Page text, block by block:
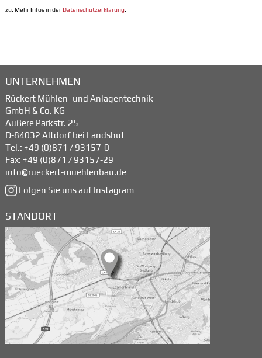
zu. Mehr Infos in derDatenschutzerklärung.
UNTERNEHMEN
Rückert Mühlen- und Anlagentechnik
GmbH & Co. KG
Äußere Parkstr. 25
D-84032 Altdorf bei Landshut
Tel.: +49 (0)871 / 93157-0
Fax: +49 (0)871 / 93157-29
info@rueckert-muehlenbau.de
Folgen Sie uns auf Instagram
STANDORT